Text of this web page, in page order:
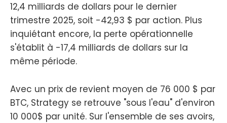
12,4 milliards de dollars pour le dernier
trimestre 2025, soit -42,93 $ par action. Plus
inquiétant encore, la perte opérationnelle
s'établit à -17,4 milliards de dollars sur la
même période.
Avec un prix de revient moyen de 76 000 $ par
BTC, Strategy se retrouve "sous l'eau" d'environ
10 000$ par unité. Sur l'ensemble de ses avoirs,